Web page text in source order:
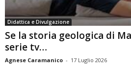
Didattica e Divulgazione
Se la storia geologica di
serie tv…
Agnese Caramanico - 17 Luglio 2026